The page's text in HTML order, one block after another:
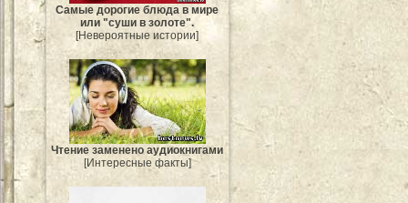
Самые дорогие блюда в мире
или "суши в золоте".
[Невероятные истории]
Чтение заменено аудиокнигами
[Интересные факты]